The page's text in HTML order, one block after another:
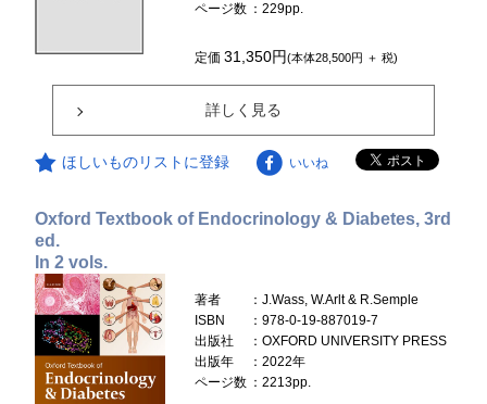
ページ数 ：229pp.
定価31,350円(本体28,500円 ＋ 税)
詳しく見る
ほしいものリストに登録 いいね
Oxford Textbook of Endocrinology & Diabetes, 3rd
ed.
In 2 vols.
著者
：J.Wass, W.Arlt & R.Semple
ISBN
：978-0-19-887019-7
出版社
：OXFORD UNIVERSITY PRESS
出版年
：2022年
ページ数 ：2213pp.